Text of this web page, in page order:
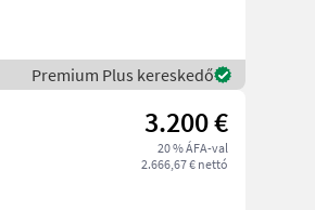
Premium Plus kereskedő
3.200 €
20 % ÁFA-val
2.666,67 € nettó